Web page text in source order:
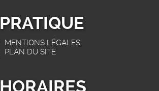
PRATIQUE
MENTIONS LÉGALES
PLAN DU SITE
HORAIRES